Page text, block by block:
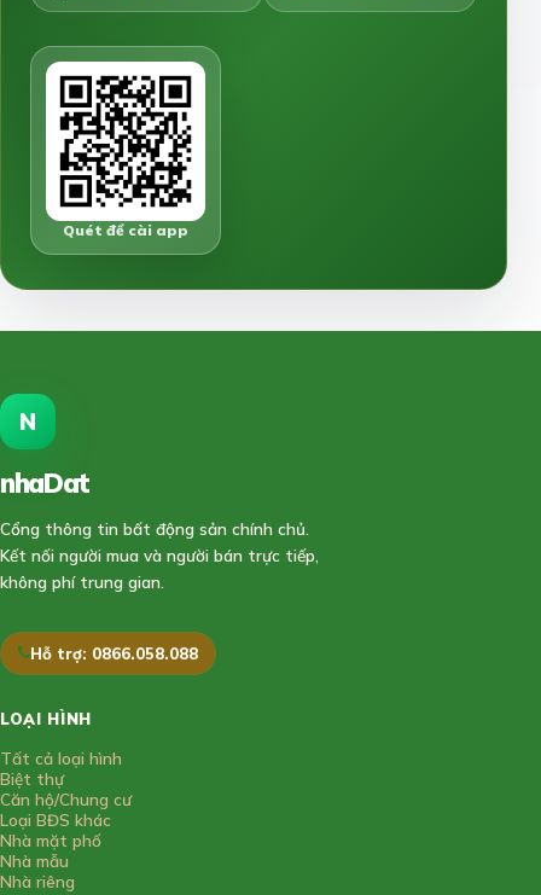
Quét để cài app
N
nhaDat
Cổng thông tin bất động sản chính chủ.
Kết nối người mua và người bán trực tiếp,
không phí trung gian.
Hỗ trợ: 0866.058.088
LOẠI HÌNH
Tất cả loại hình
Biệt thự
Căn hộ/Chung cư
Loại BĐS khác
Nhà mặt phố
Nhà mẫu
Nhà riêng